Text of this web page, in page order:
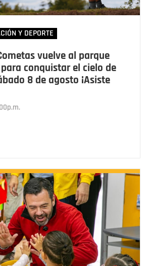
Y DEPORTE
vuelve al parque
conquistar el cielo de
8 de agosto ¡Asiste